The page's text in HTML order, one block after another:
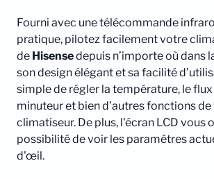
Fourni avec une télécommande
pratique, pilotez facilement votre
de Hisensedepuis n’importe où dans
son design élégant et sa facilité
simple de régler la température, le flux
minuteur et bien d’autres fonctions
climatiseur. De plus, l'écran LCD vous
possibilité de voir les paramètres
d'œil.